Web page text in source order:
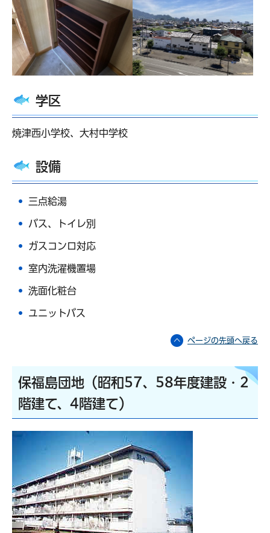
学区
焼津西小学校、大村中学校
設備
三点給湯
バス、トイレ別
ガスコンロ対応
室内洗濯機置場
洗面化粧台
ユニットバス
ページの先頭へ戻る
保福島団地（昭和57、58年度建設・2
階建て、4階建て）